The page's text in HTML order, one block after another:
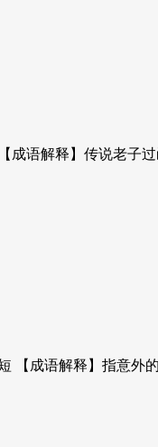
语解释】传说老子
成语解释】指意外